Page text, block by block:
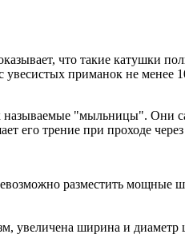
что такие катушки
увесистых приманок не менее
называемые "мыльницы". Они
его трение при проходе через
разместить мощные
увеличена ширина и